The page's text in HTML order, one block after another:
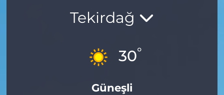
Tekirdağ
30°
Güneşli